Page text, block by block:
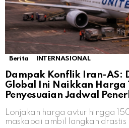
Berita INTERNASIONAL
Dampak Konflik Iran-AS:
Global Ini Naikkan Harga
Penyesuaian Jadwal
Lonjakan harga avtur hingga
maskapai ambil langkah drastis